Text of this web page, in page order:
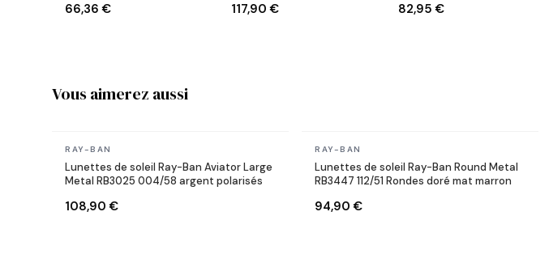
66,36 €
Aviator noires
117,90 € 82,95 €
Vous aimerez aussi
En stock
RAY-BAN
Lunettes de soleil Ray-Ban Aviator Large
Metal RB3025 004/58 argent polarisés
108,90 €
En stock
RAY-BAN
Lunettes de soleil Ray-Ban Round Metal
RB3447 112/51 Rondes doré mat marron
94,90 €